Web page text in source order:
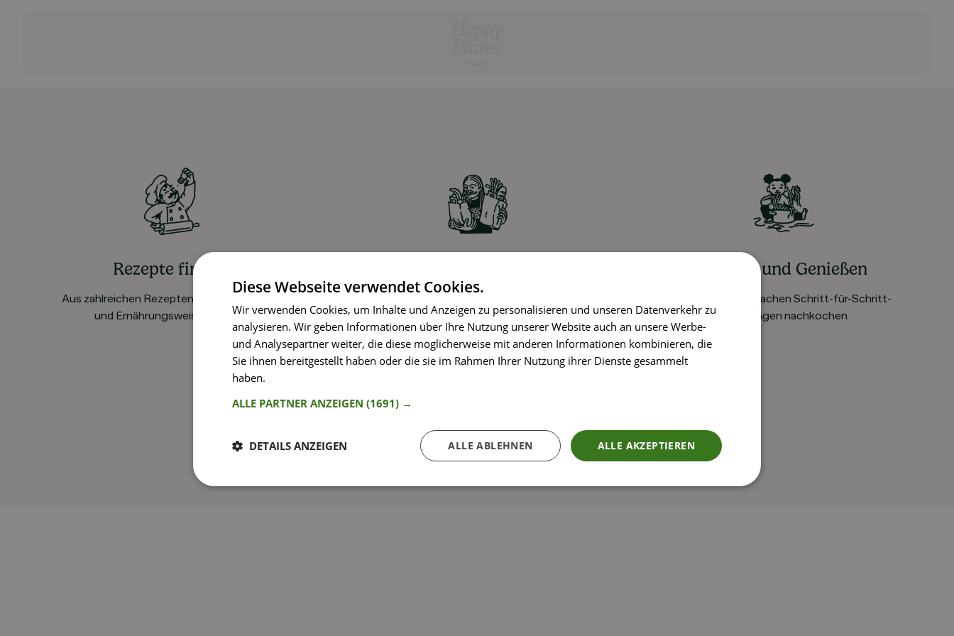
Rezepte finden
Aus zahlreichen Rezepten für alle Vorlieben
und Ernährungsweisen wählen
gewählten Rezepte ohne Aufpreis
Kochen und Genießen
Rezepte mit einfachen Schritt-für-Schritt-
Anleitungen nachkochen
Diese Webseite verwendet Cookies.
Wir verwenden Cookies, um Inhalte und Anzeigen zu personalisieren und unseren Datenverkehr zu
analysieren. Wir geben Informationen über Ihre Nutzung unserer Website auch an unsere Werbe-
und Analysepartner weiter, die diese möglicherweise mit anderen Informationen kombinieren, die
Sie ihnen bereitgestellt haben oder die sie im Rahmen Ihrer Nutzung ihrer Dienste gesammelt
haben.
ALLE PARTNER ANZEIGEN (1691) →
ALLE AKZEPTIEREN
ALLE ABLEHNEN
DETAILS ANZEIGEN